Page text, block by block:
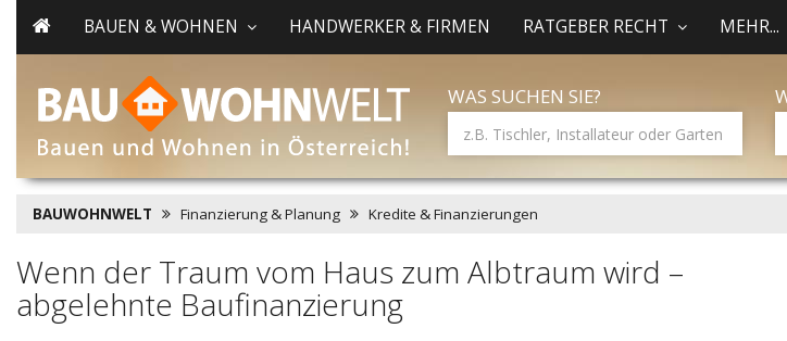
BAUEN & WOHNEN HANDWERKER & FIRMEN RATGEBER RECHT MEHR...
WAS SUCHEN SIE?
BAUWOHNWELT Finanzierung & Planung Kredite & Finanzierungen
Wenn der Traum vom Haus zum Albtraum wird –
abgelehnte Baufinanzierung